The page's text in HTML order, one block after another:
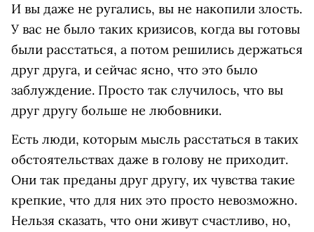
И вы даже не ругались, вы не накопили злость.
У вас не было таких кризисов, когда вы готовы
были расстаться, а потом решились держаться
друг друга, и сейчас ясно, что это было
заблуждение. Просто так случилось, что вы
друг другу больше не любовники.
Есть люди, которым мысль расстаться в таких
обстоятельствах даже в голову не приходит.
Они так преданы друг другу, их чувства такие
крепкие, что для них это просто невозможно.
Нельзя сказать, что они живут счастливо, но,